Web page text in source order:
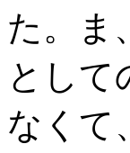
た。ま
として
なくて